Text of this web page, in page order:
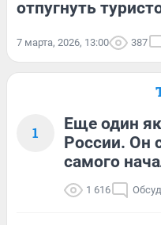
отпугнуть
7 марта, 2026, 13:00 387
1
Еще один
России. Он
самого
1 616